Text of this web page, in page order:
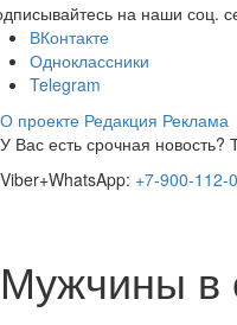
на наши соц.
ВКонтакте
Одноклассники
Telegram
О проекте Редакция Реклама
У Вас есть срочная новость?
Viber+WhatsApp: +7-900-112-
Мужчины в